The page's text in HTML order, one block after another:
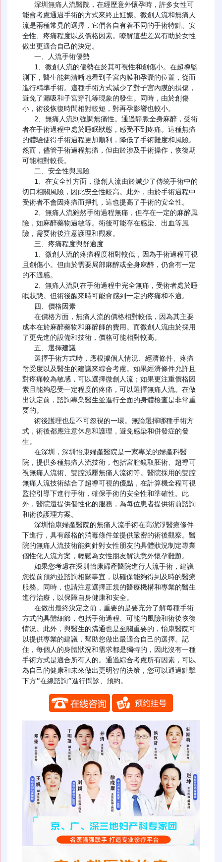
深圳無痛人流醫院 ，在經歷意外懷孕時，許多女性可
能會考慮通過手術的方式來終止妊娠。微創人流和無痛人
流是兩種常見的選擇，它們各自有着不同的手術特點、安
全性、疼痛程度以及價格因素。瞭解這些差異有助於女性
做出更適合自己的決定。
測下，醫生能夠清晰地看到子宮內膜和孕囊的位置，從而
進行精準手術。這種手術方式減少了對子宮內膜的損傷，
避免了漏吸和子宮穿孔等現象的發生。同時，由於創傷
小，術後恢復時間相對較短，對再孕影響也較小。
者在手術過程中處於睡眠狀態，感受不到疼痛。這種無痛
的體驗使得手術過程更加順利，降低了手術難度和風險。
然而，儘管手術過程無痛，但由於涉及手術操作，恢復期
可能相對較長。
切口相關風險，因此安全性較高。此外，由於手術過程中
受術者不會因疼痛而掙扎，這也提高了手術的安全性。
險，如麻醉藥物過敏等。術後可能存在感染、出血等風
險，需要術後注意護理和觀察。
且創傷小。但由於需要局部麻醉或全身麻醉，仍會有一定
的不適感。
眠狀態。但術後醒來時可能會感到一定的疼痛和不適。
成本在於麻醉藥物和麻醉師的費用。而微創人流由於採用
了更先進的設備和技術，價格可能相對較高。
耐受度以及醫生的建議來綜合考慮。如果經濟條件允許且
對疼痛較為敏感，可以選擇微創人流；如果更注重價格因
素且能夠忍受一定程度的疼痛，可以選擇無痛人流。在做
出決定前，諮詢專業醫生並進行全面的身體檢查是非常重
要的。
式，術後都應注意休息和護理，避免感染和併發症的發
生。
院，提供多種無痛人流技術，包括宮腔鏡取胚術、超導可
視無痛人流術、雙腔減壓無痛人流術等。醫院採用的雙腔
無痛人流技術結合了超導可視的優點，在計算機全程可視
監控引導下進行手術，確保手術的安全性和準確性。此
外，醫院還提供個性化的服務，為每位患者提供術前諮詢
和術後護理方案。
下進行，具有嚴格的消毒條件並提供嚴密的術後觀察。醫
院的無痛人流技術能夠針對女性朋友的具體狀況制定專業
個性化人流方案，輕鬆為女性朋友解決意外懷孕難題。
您提前預約並諮詢相關事宜，以確保能夠得到及時的醫療
服務。同時，也請注意選擇正規的醫療機構和專業的醫生
進行治療，以保障自身健康和安全。
方式的具體細節，包括手術過程、可能的風險和術後恢復
情況。此外，與醫生的溝通也是至關重要的，怡康醫院可
以提供專業的建議，幫助您做出最適合自己的選擇。記
住，每個人的身體狀況和需求都是獨特的，因此沒有一種
手術方式是適合所有人的。通過綜合考慮所有因素，可以
為自己的健康和未來做出更明智的決策，您可以通過點擊
下方“在線諮詢”進行問診、預約。